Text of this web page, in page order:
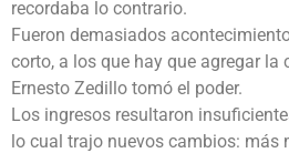
recordaba lo contrario.
Fueron demasiados
corto, a los que hay que agregar
Ernesto Zedillo tomó el poder.
Los ingresos resultaron
lo cual trajo nuevos cambios: más